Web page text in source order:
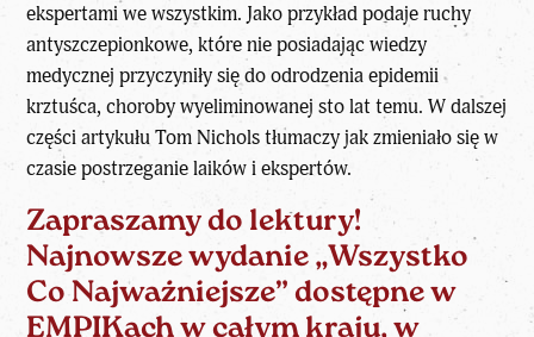
ekspertami we wszystkim. Jako przykład podaje ruchy
antyszczepionkowe, które nie posiadając wiedzy
medycznej przyczyniły się do odrodzenia epidemii
krztuśca, choroby wyeliminowanej sto lat temu. W dalszej
części artykułu Tom Nichols tłumaczy jak zmieniało się w
czasie postrzeganie laików i ekspertów.
Zapraszamy do lektury!
Najnowsze wydanie „Wszystko
Co Najważniejsze” dostępne w
EMPIKach w całym kraju, w